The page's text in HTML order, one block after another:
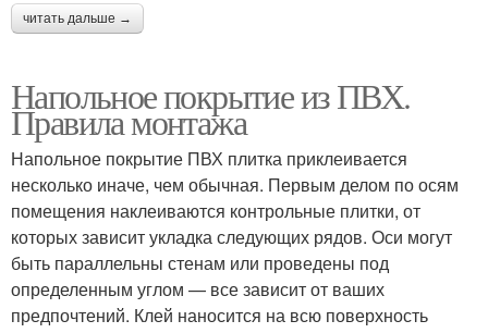
читать дальше →
Напольное покрытие из ПВХ.
Правила монтажа
Напольное покрытие ПВХ плитка приклеивается
несколько иначе, чем обычная. Первым делом по осям
помещения наклеиваются контрольные плитки, от
которых зависит укладка следующих рядов. Оси могут
быть параллельны стенам или проведены под
определенным углом — все зависит от ваших
предпочтений. Клей наносится на всю поверхность